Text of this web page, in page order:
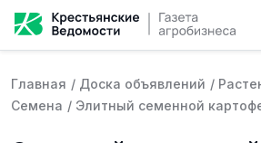
Главная / Доска объявлений /
Семена / Элитный семенной